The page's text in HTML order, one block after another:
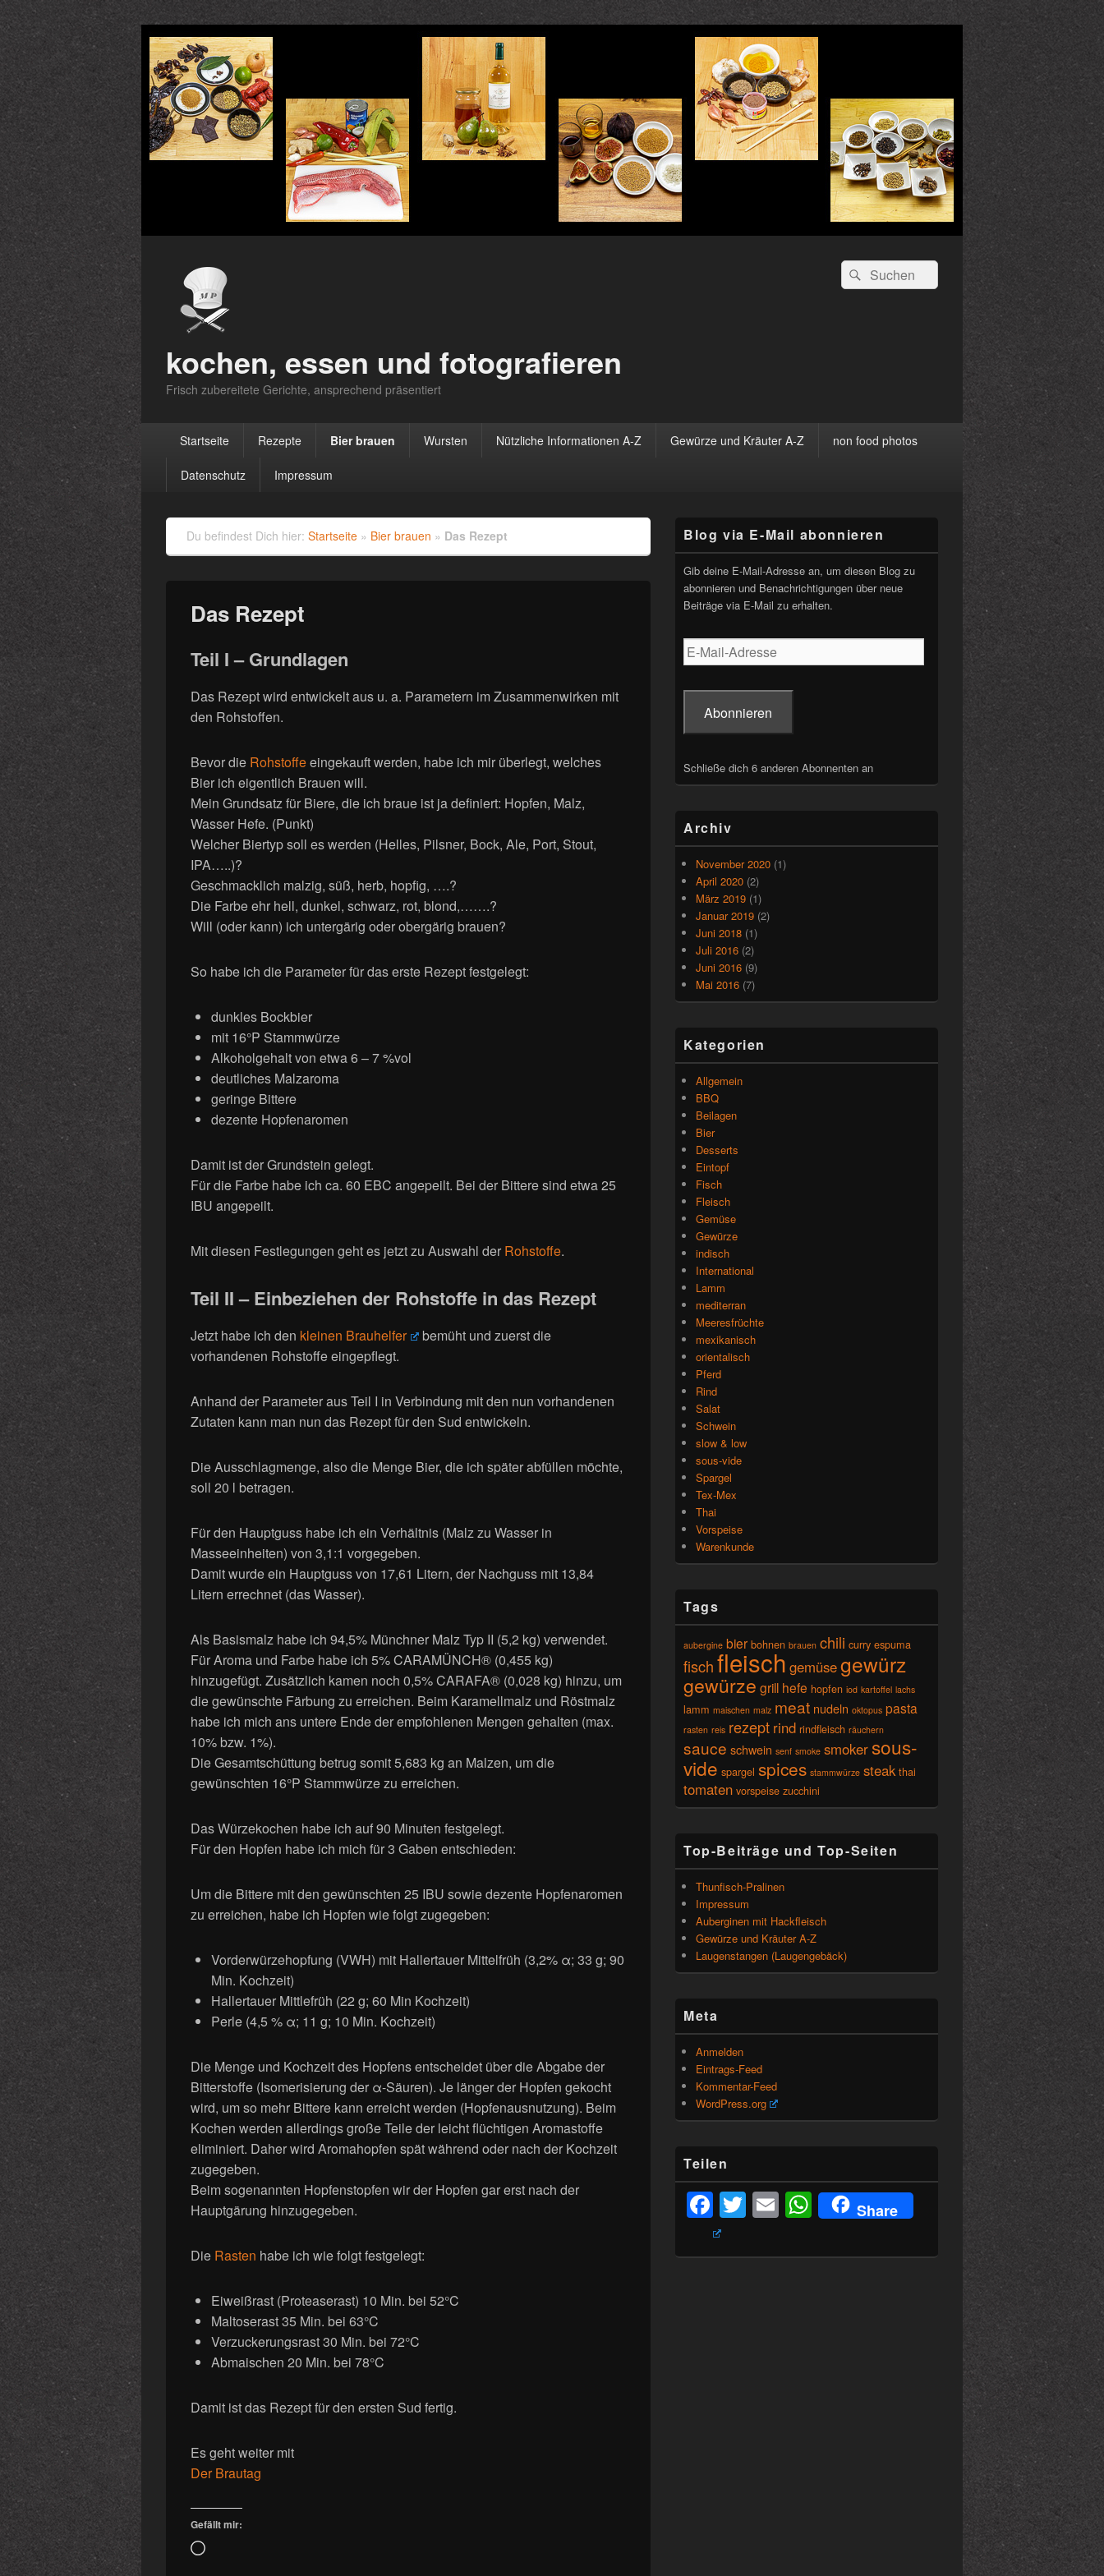
kochen, essen und fotografieren
Frisch zubereitete Gerichte, ansprechend präsentiert
Suchen
nach:
Suchen
Startseite Rezepte Bier brauen Wursten Nützliche Informationen A-Z Gewürze und Kräuter A-Z non food photos
Datenschutz Impressum
Du befindest Dich hier: Startseite » Bier brauen » Das Rezept
Das Rezept
Teil I – Grundlagen
Das Rezept wird entwickelt aus u. a. Parametern im Zusammenwirken mit
den Rohstoffen.
Bevor die Rohstoffeeingekauft werden, habe ich mir überlegt, welches
Bier ich eigentlich Brauen will.
Mein Grundsatz für Biere, die ich braue ist ja definiert: Hopfen, Malz,
Wasser Hefe. (Punkt)
Welcher Biertyp soll es werden (Helles, Pilsner, Bock, Ale, Port, Stout,
IPA…..)?
Geschmacklich malzig, süß, herb, hopfig, ….?
Die Farbe ehr hell, dunkel, schwarz, rot, blond,…….?
Will (oder kann) ich untergärig oder obergärig brauen?
So habe ich die Parameter für das erste Rezept festgelegt:
dunkles Bockbier
mit 16°P Stammwürze
Alkoholgehalt von etwa 6 – 7 %vol
deutliches Malzaroma
geringe Bittere
dezente Hopfenaromen
Damit ist der Grundstein gelegt.
Für die Farbe habe ich ca. 60 EBC angepeilt. Bei der Bittere sind etwa 25
IBU angepeilt.
Mit diesen Festlegungen geht es jetzt zu Auswahl der Rohstoffe.
Teil II – Einbeziehen der Rohstoffe in das Rezept
Jetzt habe ich den kleinen Brauhelfer
bemüht und zuerst die
vorhandenen Rohstoffe eingepflegt.
Anhand der Parameter aus Teil I in Verbindung mit den nun vorhandenen
Zutaten kann man nun das Rezept für den Sud entwickeln.
Die Ausschlagmenge, also die Menge Bier, die ich später abfüllen möchte,
soll 20 l betragen.
Für den Hauptguss habe ich ein Verhältnis (Malz zu Wasser in
Masseeinheiten) von 3,1:1 vorgegeben.
Damit wurde ein Hauptguss von 17,61 Litern, der Nachguss mit 13,84
Litern errechnet (das Wasser).
Als Basismalz habe ich 94,5% Münchner Malz Typ II (5,2 kg) verwendet.
Für Aroma und Farbe habe ich 5% CARAMÜNCH® (0,455 kg)
hinzugefügt. Zusätzlich kamen noch 0,5% CARAFA® (0,028 kg) hinzu, um
die gewünschte Färbung zu erreichen. Beim Karamellmalz und Röstmalz
habe ich mich ans untere Ende der empfohlenen Mengen gehalten (max.
10% bzw. 1%).
Die Gesamtschüttung betrug somit 5,683 kg an Malzen, um die
gewünschten 16°P Stammwürze zu erreichen.
Das Würzekochen habe ich auf 90 Minuten festgelegt.
Für den Hopfen habe ich mich für 3 Gaben entschieden:
Um die Bittere mit den gewünschten 25 IBU sowie dezente Hopfenaromen
zu erreichen, habe ich Hopfen wie folgt zugegeben:
Vorderwürzehopfung (VWH) mit Hallertauer Mittelfrüh (3,2% α; 33 g; 90
Min. Kochzeit)
Hallertauer Mittlefrüh (22 g; 60 Min Kochzeit)
Perle (4,5 % α; 11 g; 10 Min. Kochzeit)
Die Menge und Kochzeit des Hopfens entscheidet über die Abgabe der
Bitterstoffe (Isomerisierung der α-Säuren). Je länger der Hopfen gekocht
wird, um so mehr Bittere kann erreicht werden (Hopfenausnutzung). Beim
Kochen werden allerdings große Teile der leicht flüchtigen Aromastoffe
eliminiert. Daher wird Aromahopfen spät während oder nach der Kochzeit
zugegeben.
Beim sogenannten Hopfenstopfen wir der Hopfen gar erst nach der
Hauptgärung hinzugegeben.
Die Rasten habe ich wie folgt festgelegt:
Eiweißrast (Proteaserast) 10 Min. bei 52°C
Maltoserast 35 Min. bei 63°C
Verzuckerungsrast 30 Min. bei 72°C
Abmaischen 20 Min. bei 78°C
Damit ist das Rezept für den ersten Sud fertig.
Es geht weiter mit
Der Brautag
Gefällt mir:
Wird
Seitenleisten-
Widgetbereich
Blog via E-Mail abonnieren
Gib deine E-Mail-Adresse an, um diesen Blog zu
abonnieren und Benachrichtigungen über neue
Beiträge via E-Mail zu erhalten.
E-
Mail-
Abonnieren
Schließe dich 6 anderen Abonnenten an
Archiv
November 2020 (1)
April 2020 (2)
März 2019 (1)
Januar 2019 (2)
Juni 2018 (1)
Juli 2016 (2)
Juni 2016 (9)
Mai 2016 (7)
Kategorien
Allgemein
BBQ
Beilagen
Bier
Desserts
Eintopf
Fisch
Fleisch
Gemüse
Gewürze
indisch
International
Lamm
mediterran
Meeresfrüchte
mexikanisch
orientalisch
Pferd
Rind
Salat
Schwein
slow & low
sous-vide
Spargel
Tex-Mex
Thai
Vorspeise
Warenkunde
Tags
aubergine bier bohnen brauen chili curry espuma
fischfleisch gemüsegewürz
gewürze grill hefe hopfen iod kartoffel lachs
lamm maischen malz meat nudeln oktopus pasta
rasten reis rezept rind rindfleisch räuchern
sauce schwein senf smoke smokersous-
vide spargel spices stammwürze steak thai
tomaten vorspeise zucchini
Top-Beiträge und Top-Seiten
Thunfisch-Pralinen
Impressum
Auberginen mit Hackfleisch
Gewürze und Kräuter A-Z
Laugenstangen (Laugengebäck)
Meta
Anmelden
Eintrags-Feed
Kommentar-Feed
WordPress.org
Teilen
Facebook
Twitter
EmailWhatsApp
Share